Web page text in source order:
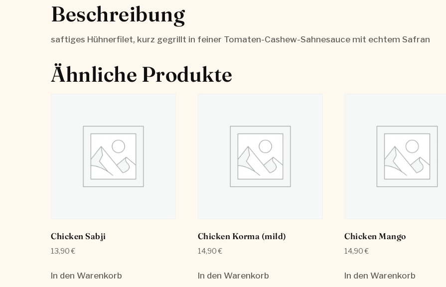
Beschreibung
saftiges Hühnerfilet, kurz gegrillt in feiner Tomaten-Cashew-Sahnesauce mit echtem Safran
Ähnliche Produkte
Chicken Sabji
13,90€
In den Warenkorb
Chicken Korma (mild)
14,90€
In den Warenkorb
Chicken Mango
14,90€
In den Warenkorb